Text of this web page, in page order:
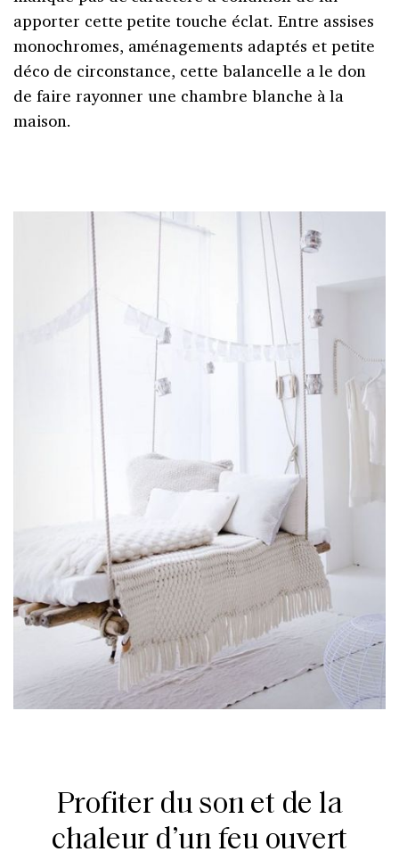
apporter cette petite touche éclat. Entre assises
monochromes, aménagements adaptés et petite
déco de circonstance, cette balancelle a le don
de faire rayonner une chambre blanche à la
maison.
Profiter du son et de la
chaleur d’un feu ouvert